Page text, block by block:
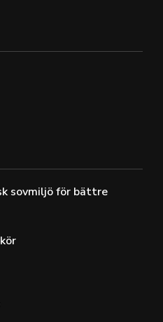
sovmiljö för bättre